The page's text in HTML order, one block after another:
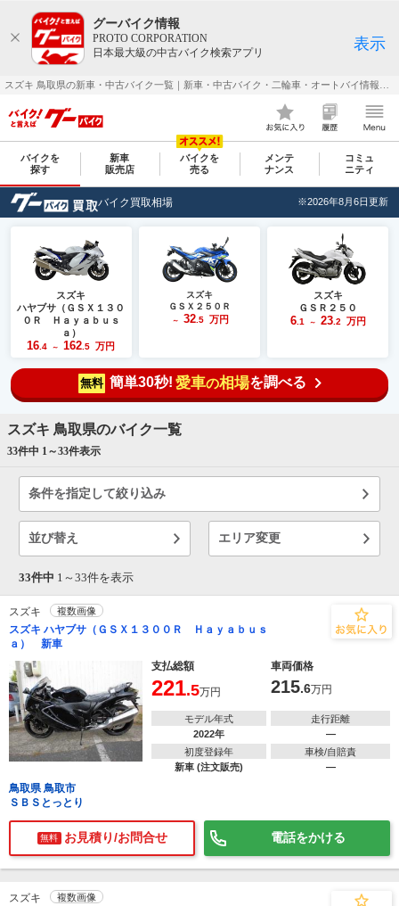
グーバイク情報
PROTO CORPORATION
日本最大級の中古バイク検索アプリ
表示
バイクを
探す
新車
販売店
バイクを
売る
メンテ
ナンス
コミュ
ニティ
バイク買取相場 ※2026年8月6日更新
スズキ
ハヤブサ（ＧＳＸ１３０
０Ｒ Ｈａｙａｂｕｓ
ａ）
16 .4 ～ 162 .5 万円
スズキ
ＧＳＸ２５０Ｒ
～ 32.5 万円
スズキ
ＧＳＲ２５０
6.1 ～ 23.2 万円
無料 簡単30秒! 愛車の相場を調べる
スズキ 鳥取県のバイク一覧
33件中 1～33件表示
条件を指定して絞り込み
並び替え エリア変更
33件中 1～ 33件を表示
スズキ 複数画像
スズキ ハヤブサ（ＧＳＸ１３００Ｒ Ｈａｙａｂｕｓ
ａ） 新車
支払総額
車両価格
221.5万円 215.6万円
モデル年式
2022年
走行距離
―
初度登録年
新車 (注文販売)
車検/自賠責
―
鳥取県 鳥取市
ＳＢＳとっとり
無料 お見積り/お問合せ 電話をかける
スズキ 複数画像